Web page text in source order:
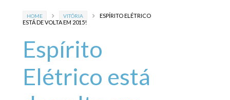
HOME VITÓRIA
ESPÍRITO ELÉTRICO
ESTÁ DE VOLTA EM 2015!
Espírito
Elétrico está